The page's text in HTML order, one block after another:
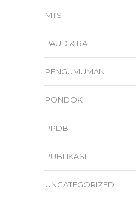
MTS
PAUD & RA
PENGUMUMAN
PONDOK
PPDB
PUBLIKASI
UNCATEGORIZED